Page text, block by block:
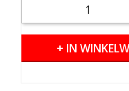
+ IN